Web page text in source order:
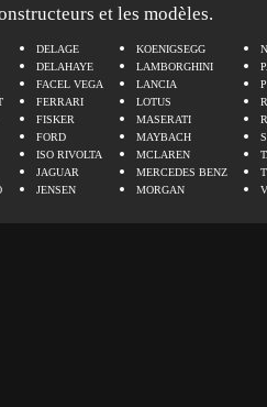
et les modèles.
DELAGE
DELAHAYE
FACEL VEGA
FERRARI
FISKER
FORD
ISO RIVOLTA
JAGUAR
JENSEN
KOENIGSEGG
LAMBORGHINI
LANCIA
LOTUS
MASERATI
MAYBACH
MCLAREN
MERCEDES BENZ
MORGAN